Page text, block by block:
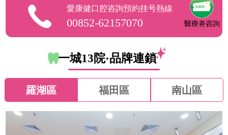
醫療劵咨詢
愛康健口腔咨詢預約挂号熱線
00852-62157070
一城13院·品牌連鎖
羅湖區 福田區 南山區